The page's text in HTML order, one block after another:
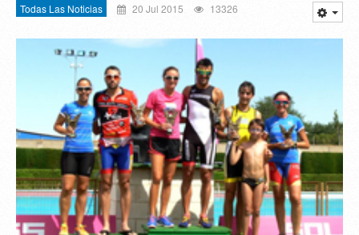
Todas Las Noticias 20 Jul 2015 13326